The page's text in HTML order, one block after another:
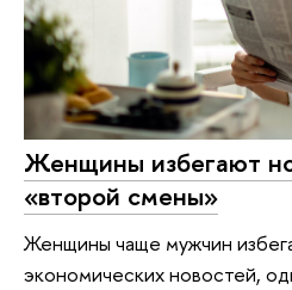
Женщины избегают
«второй смены»
Женщины чаще мужчин
экономических новостей,